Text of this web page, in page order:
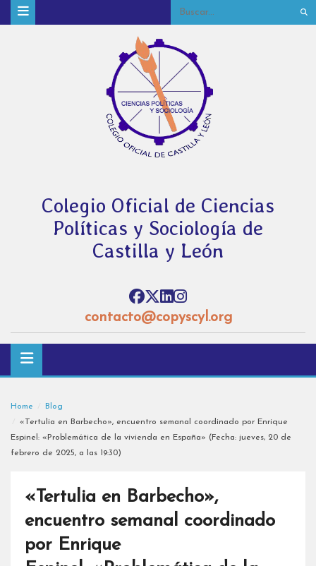
Colegio Oficial de Ciencias
Políticas y Sociología de
Castilla y León
contacto@copyscyl.org
Home
Blog
«Tertulia en Barbecho», encuentro semanal coordinado por Enrique
Espinel: «Problemática de la vivienda en España» (Fecha: jueves, 20 de
febrero de 2025, a las 19:30)
«Tertulia en Barbecho»,
encuentro semanal coordinado
por Enrique